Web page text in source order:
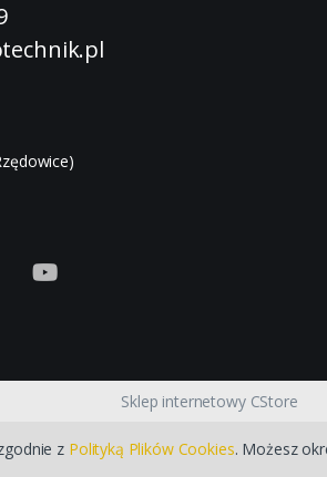
z Polityką Plików Cookies. Możesz
Sklep internetowy CStore